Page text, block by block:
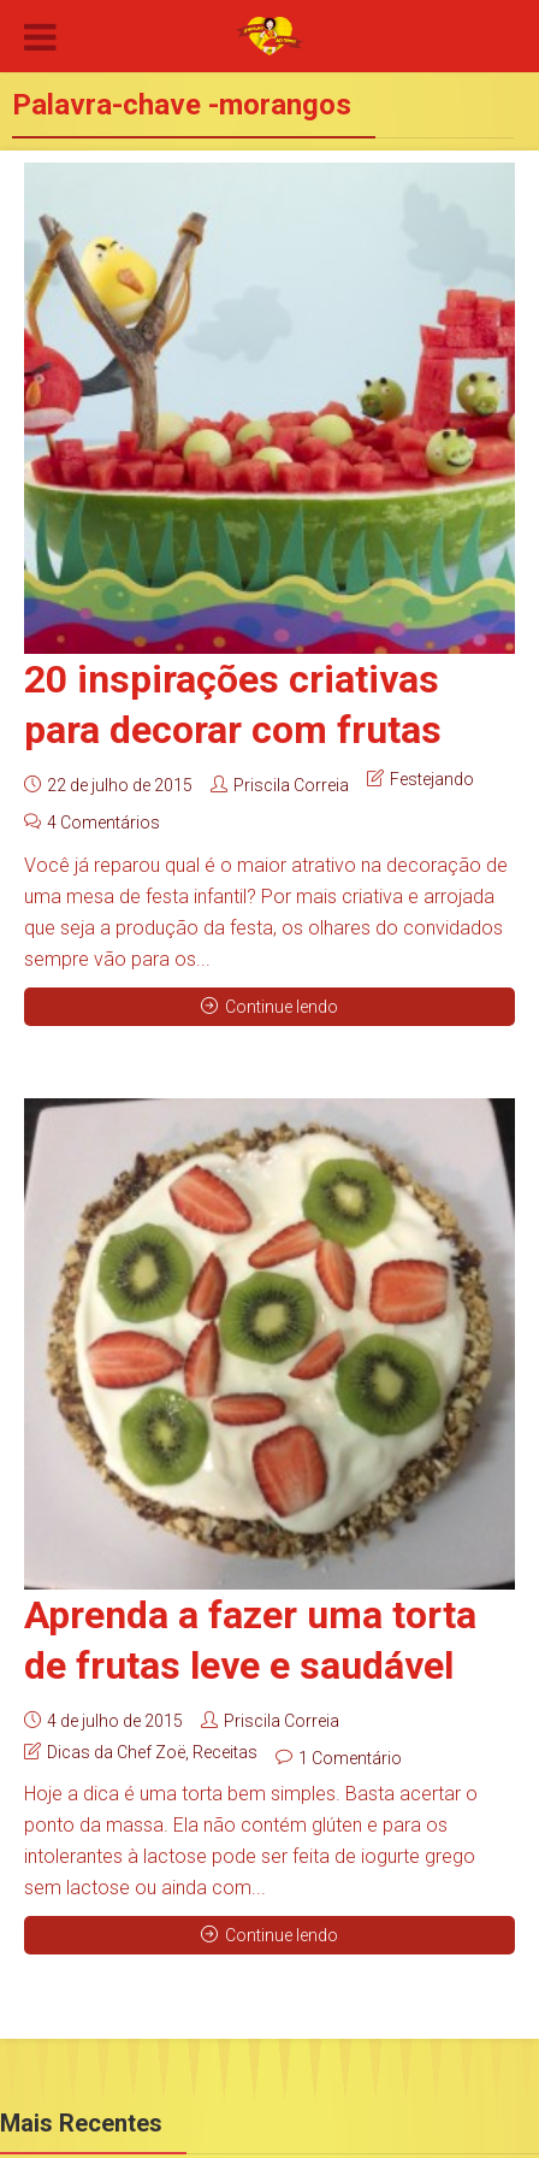
Palavra-chave -morangos
20 inspirações criativas
para decorar com frutas
22 de julho de 2015 Priscila Correia Festejando
4 Comentários
Você já reparou qual é o maior atrativo na decoração de
uma mesa de festa infantil? Por mais criativa e arrojada
que seja a produção da festa, os olhares do convidados
sempre vão para os...
Continue lendo
Aprenda a fazer uma torta
de frutas leve e saudável
4 de julho de 2015
Priscila Correia
Dicas da Chef Zoë Receitas 1 Comentário
Hoje a dica é uma torta bem simples. Basta acertar o
ponto da massa. Ela não contém glúten e para os
intolerantes à lactose pode ser feita de iogurte grego
sem lactose ou ainda com...
Continue lendo
Mais Recentes